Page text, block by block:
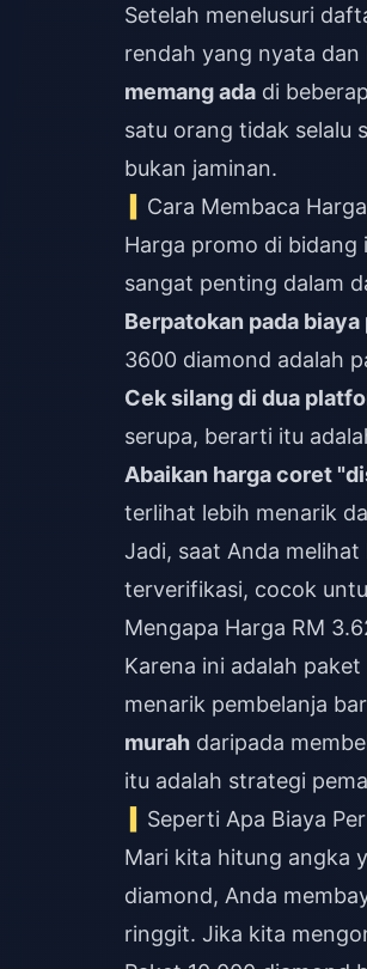
Setelah menelusuri
rendah yang nyata
memang ada di
satu orang tidak selalu
bukan jaminan.
Cara Membaca
Harga promo di
sangat penting dalam
Berpatokan pada
3600 diamond adalah
Cek silang di dua
serupa, berarti itu
Abaikan harga coret
terlihat lebih menarik
Jadi, saat Anda
terverifikasi, cocok
Mengapa Harga RM
Karena ini adalah
menarik pembelanja
murah daripada
itu adalah strategi
Seperti Apa Biaya
Mari kita hitung angka
diamond, Anda
ringgit. Jika kita